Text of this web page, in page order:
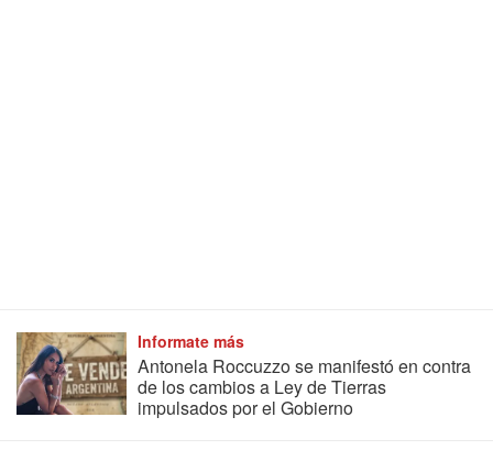
Informate más
Antonela Roccuzzo se manifestó en contra
de los cambios a Ley de Tierras
impulsados por el Gobierno